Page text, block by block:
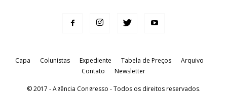
Capa Colunistas Expediente Tabela de Preços
Arquivo
Contato
Newsletter
© 2017 - Agência Congresso - Todos os direitos reservados.